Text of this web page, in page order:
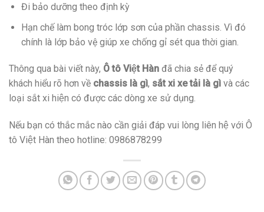
Đi bảo dưỡng theo định kỳ
Hạn chế làm bong tróc lớp sơn của phần chassis. Vì đó
chính là lớp bảo vệ giúp xe chống gỉ sét qua thời gian.
Thông qua bài viết này, Ô tô Việt Hàn đã chia sẻ để quý
khách hiểu rõ hơn về chassis là gì, sắt xi xe tải là gì và các
loại sắt xi hiện có được các dòng xe sử dụng.
Nếu bạn có thắc mắc nào cần giải đáp vui lòng liên hệ với Ô
tô Việt Hàn theo hotline: 0986878299